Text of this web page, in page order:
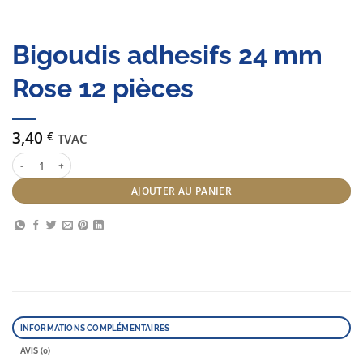
Bigoudis adhesifs 24 mm
Rose 12 pièces
3,40 € TVAC
quantité de Bigoudis adhesifs 24 mm Rose 12 pièces
AJOUTER AU PANIER
INFORMATIONS COMPLÉMENTAIRES
AVIS (0)